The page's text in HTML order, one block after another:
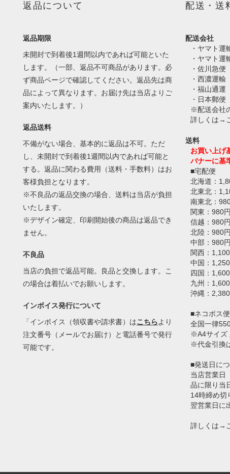
返品について
返品期限
未開封で到着後1週間以内であれば可能といた
します。（一部、返品不可商品があります。必
ず商品ページで確認してください。返品先は商
品によって異なります。お届け先は当店よりご
案内いたします。）
返品送料
不備がない場合、基本的に返品は不可。ただ
し、未開封で到着後1週間以内であれば可能と
する。返品に関わる費用（送料・手数料）はお
客様負担となります。
※不良品の返品交換の場合、送料は当店が負担
いたします。
※デザイン確定、印刷開始後の商品は返品でき
ません。
不良品
当店の負担で返品可能。良品と交換します。こ
の場合は着払いでお願いします。
インボイス発行について
「インボイス（領収書や請求書）はこちらより
注文番号（メールでお届け）と電話番号で発行
可能です。
配送・送
配送会社
・ヤマト運
・ヤマト運
・佐川急便
・西濃運輸
・福山通運
・日本郵
※配送会社
詳しくは→
送料
お買い上げ
バナーに基
■宅配便
北海道：
北東北：
南東北：
関東：980円
信越：980円
北陸：980円
中部：980円
関西：
中国：
四国：
九州：
沖縄：
■ネコポス便
全国一律
※A4サイズ
※代金引換
■発送日に
当店営業日
品に限り当
14時締め切
翌営業日に
詳しくは→